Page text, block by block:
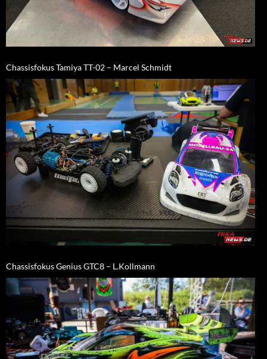
Chassisfokus Tamiya TT-02 – Marcel Schmidt
Chassisfokus Genius GTC8 – L.Kollmann